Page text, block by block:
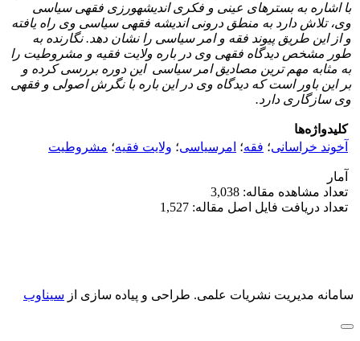
با اشاره به بسترهای عینی و فکری اندیشه­ورزی فقهی سیاسی
وی، تلاش دارد به منطق درونی اندیشه فقهی سیاسی وی راه یافته
و از این طریق پیوند فقه و امر سیاسی را نشان دهد. نگارنده به
طور مشخص دیدگاه فقهی وی در باره ولایت فقیه و مشروطیت را
به مثابه مهم ترین مصادیق امر سیاسی این دوره بررسی کرده و
بر این باور است که دیدگاه وی در این باره با نگرش اصولی و فقهی
وی سازگاری دارد.
کلیدواژه‌ها
آخوند خراسانی؛ فقه؛ امرسیاسی؛ ولایت فقیه؛ مشروطیت
آمار
تعداد مشاهده مقاله: 3,038
تعداد دریافت فایل اصل مقاله: 1,527
سامانه مدیریت نشریات علمی. طراحی و پیاده سازی از سیناوب